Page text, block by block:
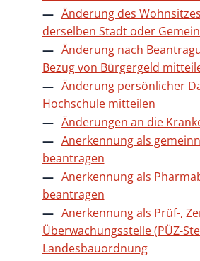
Änderung des
derselben Stadt oder
Änderung nach
Bezug von Bürgergeld
Änderung persönlicher
Hochschule mitteilen
Änderungen an die
Anerkennung als
beantragen
Anerkennung als
beantragen
Anerkennung als Prüf-,
Überwachungsstelle (PÜZ-
Landesbauordnung